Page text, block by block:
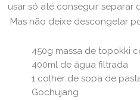
usar só até conseguir separar
Mas não deixe descongelar
450g massa de topokki
400ml de água filtrada
1 colher de sopa de
Gochujang